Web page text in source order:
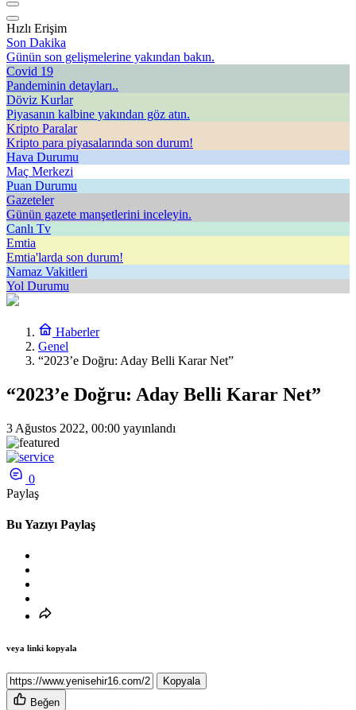
Hızlı Erişim
Son Dakika
Günün son gelişmelerine yakından bakın.
Covid 19
Pandeminin detayları..
Döviz Kurlar
Piyasanın kalbine yakından göz atın.
Kripto Paralar
Kripto para piyasalarında son durum!
Hava Durumu
Maç Merkezi
Puan Durumu
Gazeteler
Günün gazete manşetlerini inceleyin.
Canlı Tv
Emtia
Emtia'larda son durum!
Namaz Vakitleri
Yol Durumu
Haberler
Genel
“2023’e Doğru: Aday Belli Karar Net”
“2023’e Doğru: Aday Belli Karar Net”
3 Ağustos 2022, 00:00 yayınlandı
0
Paylaş
Bu Yazıyı Paylaş
veya linki kopyala
Kopyala
Beğen